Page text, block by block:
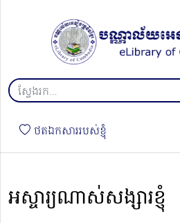
ថតឯកសាររបស់ខ្ញុំ
អស្ចារ្យណាស់សង្សារខ្ញុំ